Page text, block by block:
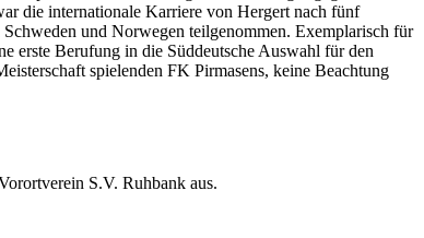
die internationale Karriere von Hergert nach fünf
und Norwegen teilgenommen. Exemplarisch für
erste Berufung in die Süddeutsche Auswahl für den
spielenden FK Pirmasens, keine Beachtung
S.V. Ruhbank aus.